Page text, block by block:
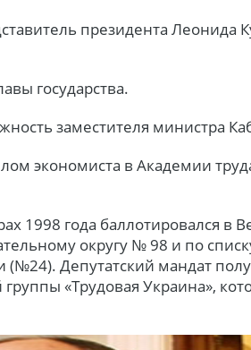
президента Леонида
государства.
заместителя министра
экономиста в Академии
1998 года баллотировался в
округу № 98 и по
(№24). Депутатский мандат
«Трудовая Украина»,